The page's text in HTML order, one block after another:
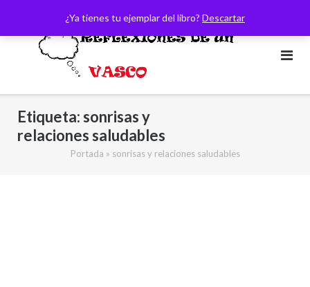
¿Ya tienes tu ejemplar del libro? Descartar
contenido
Etiqueta:sonrisas y
relaciones saludables
Portada » sonrisas y relaciones saludables